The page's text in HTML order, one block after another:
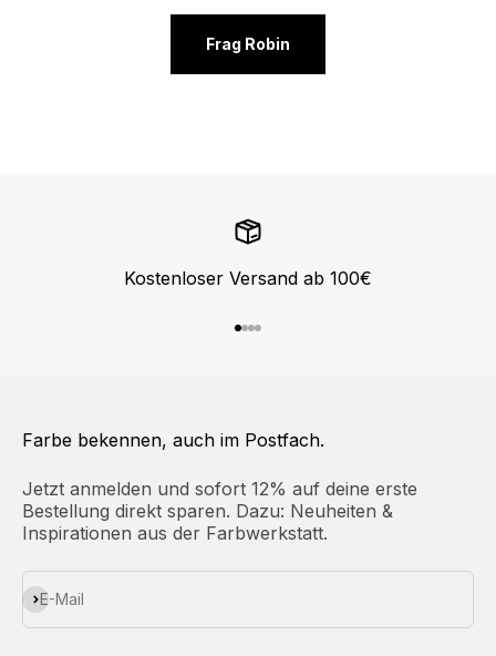
Frag Robin
Kostenloser Versand ab 100€
Gehe zu Element 1
Gehe zu Element 2
Gehe zu Element 3
Gehe zu Element 4
Farbe bekennen, auch im Postfach.
Jetzt anmelden und sofort 12% auf deine erste
Bestellung direkt sparen. Dazu: Neuheiten &
Inspirationen aus der Farbwerkstatt.
E-Mail
Abonnieren